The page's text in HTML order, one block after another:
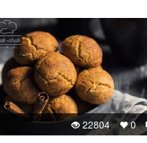
0
22804